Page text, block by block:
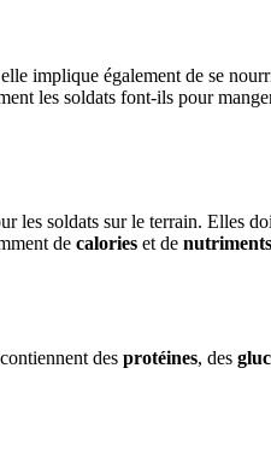
implique également de se
les soldats font-ils pour
les soldats sur le terrain. Elles
de calories et de nutriments
des protéines, des